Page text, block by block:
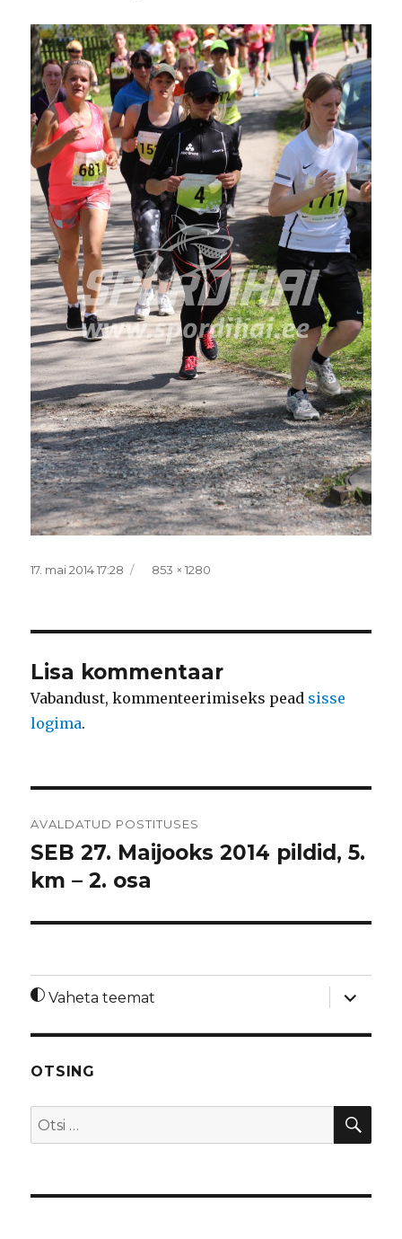
Postitatud
17. mai 2014 17:28 Täissuurus
853 × 1280
Lisa kommentaar
Vabandust, kommenteerimiseks pead sisse
logima.
AVALDATUD POSTITUSES
SEB 27. Maijooks 2014 pildid, 5.
km – 2. osa
Vaheta teemat
laienda
OTSING
Otsi: